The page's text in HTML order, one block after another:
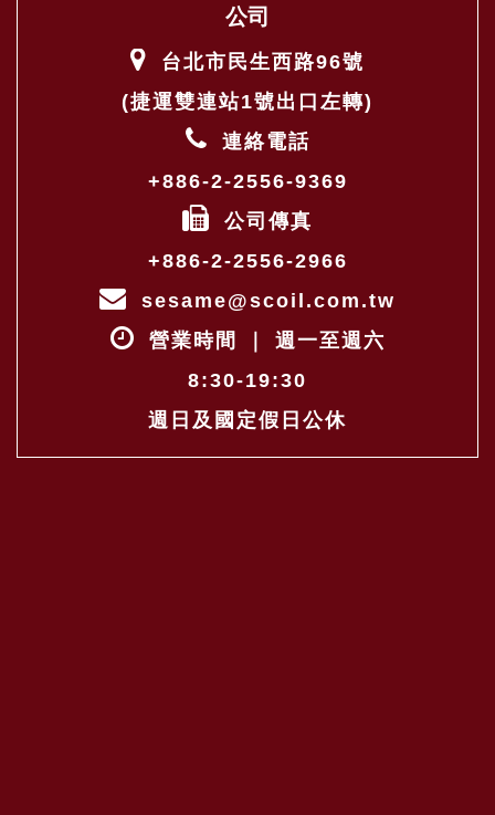
公司
台北市民生西路96號
(捷運雙連站1號出口左轉)
連絡電話
+886-2-2556-9369
公司傳真
+886-2-2556-2966
sesame@scoil.com.tw
營業時間 ｜ 週一至週六
8:30-19:30
週日及國定假日公休